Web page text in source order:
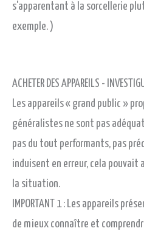
s'apparentant à la sorcellerie
exemple. )
ACHETER DES APPAREILS -
Les appareils « grand public »
généralistes ne sont pas
pas du tout performants, pas
induisent en erreur, cela pouvait
la situation.
IMPORTANT 1 : Les appareils
de mieux connaître et